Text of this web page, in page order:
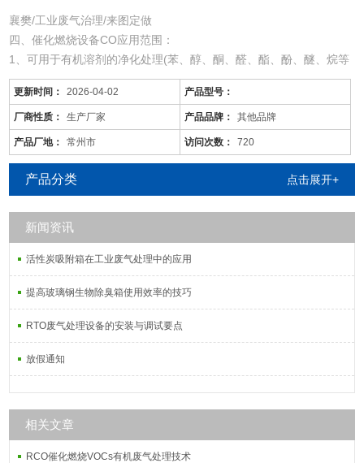
襄樊/工业废气治理/来图定做
四、催化燃烧设备CO应用范围：
1、可用于有机溶剂的净化处理(苯、醇、酮、醛、酯、酚、醚、烷等
混合有机废气)。
2、适用于电线、电缆、漆包线、机械、电机、化工、仪表、汽车、
自行车、摩托车、发动机、磁带、塑料、家用电器等行业的有机废气
净化。
3、可用于各种烘道、印铁制罐、表面喷涂。印刷油墨、机电绝缘处
理、皮鞋粘胶等烘干线，净化各工序产生的有机废气
更新时间： 2026-04-02 产品型号：
厂商性质： 生产厂家 产品品牌： 其他品牌
产品厂地： 常州市 访问次数： 720
产品分类 点击展开+
新闻资讯
活性炭吸附箱在工业废气处理中的应用
提高玻璃钢生物除臭箱使用效率的技巧
RTO废气处理设备的安装与调试要点
放假通知
相关文章
RCO催化燃烧VOCs有机废气处理技术